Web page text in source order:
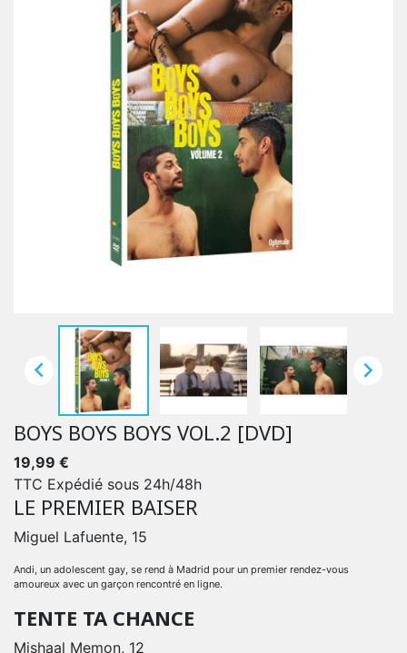
 
BOYS BOYS BOYS VOL.2 [DVD]
19,99 €
TTC Expédié sous 24h/48h
LE PREMIER BAISER
Miguel Lafuente, 15
Andi, un adolescent gay, se rend à Madrid pour un premier rendez-vous
amoureux avec un garçon rencontré en ligne.
TENTE TA CHANCE
Mishaal Memon, 12